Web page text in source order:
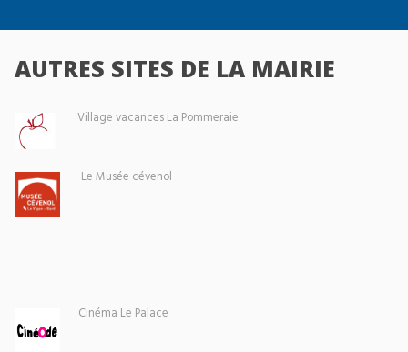
AUTRES SITES DE LA MAIRIE
Village vacances La Pommeraie
Le Musée cévenol
Cinéma Le Palace